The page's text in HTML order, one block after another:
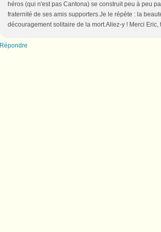
héros (qui n'est pas Cantona) se construit peu à peu
fraternité de ses amis supporters.Je le répète : la
découragement solitaire de la mort.Allez-y ! Merci
Répondre